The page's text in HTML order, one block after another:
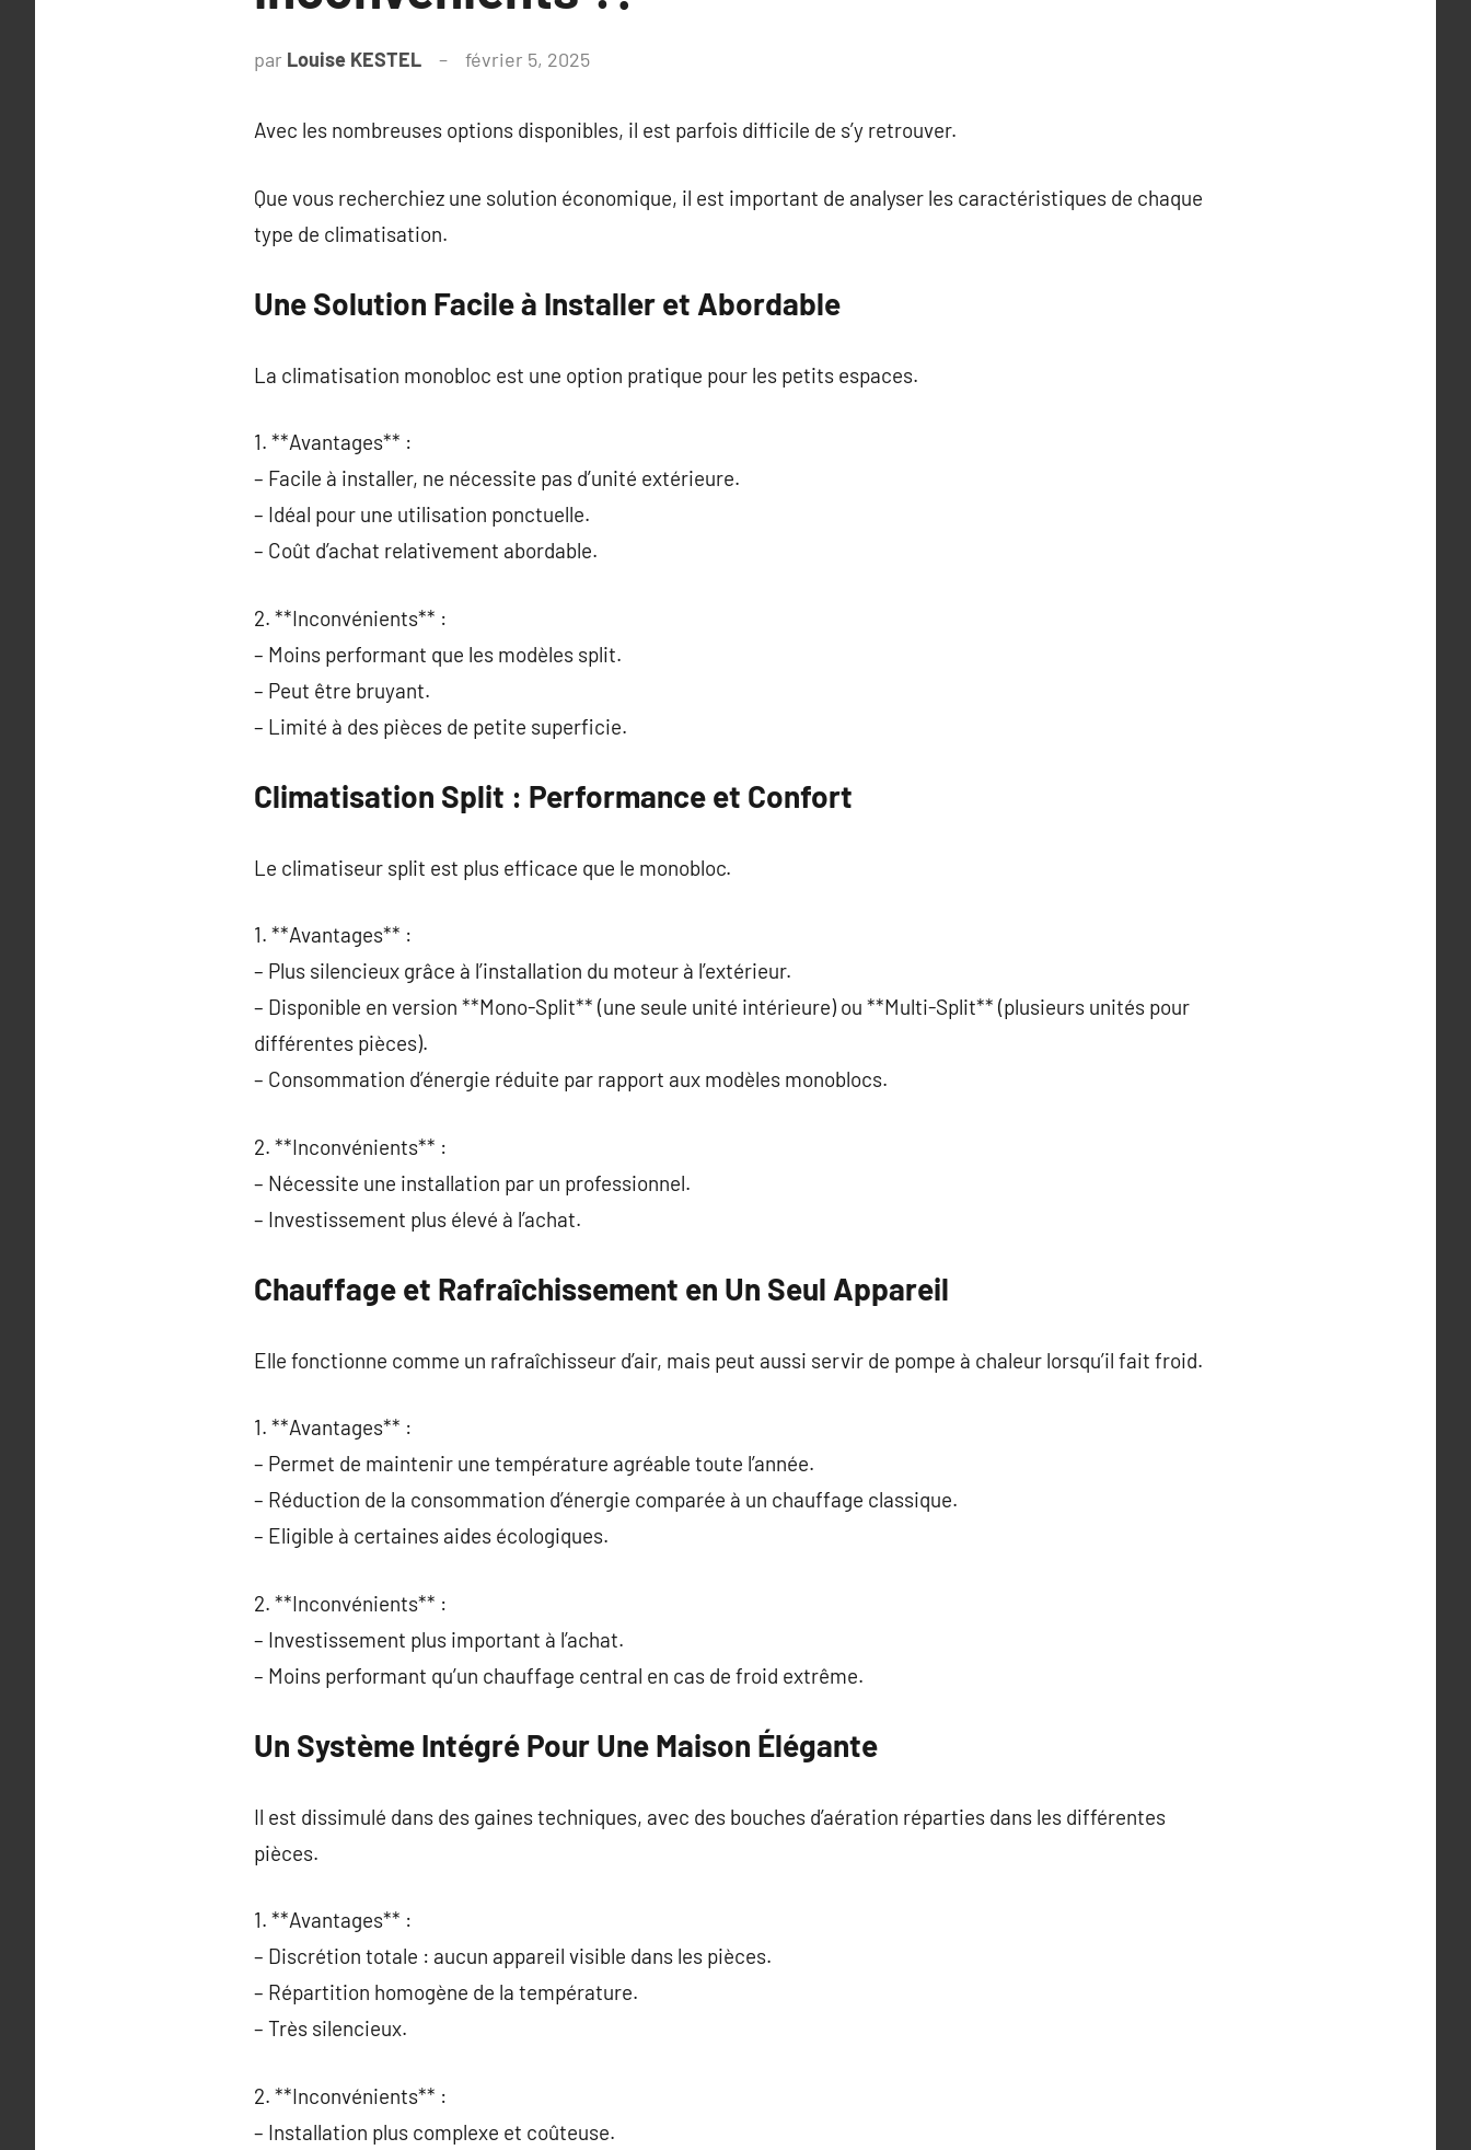
par Louise KESTEL février 5, 2025
Avec les nombreuses options disponibles, il est parfois difficile de s’y retrouver.
Que vous recherchiez une solution économique, il est important de analyser les caractéristiques de chaque
type de climatisation.
Une Solution Facile à Installer et Abordable
La climatisation monobloc est une option pratique pour les petits espaces.
1. **Avantages** :
– Facile à installer, ne nécessite pas d’unité extérieure.
– Idéal pour une utilisation ponctuelle.
– Coût d’achat relativement abordable.
2. **Inconvénients** :
– Moins performant que les modèles split.
– Peut être bruyant.
– Limité à des pièces de petite superficie.
Climatisation Split : Performance et Confort
Le climatiseur split est plus efficace que le monobloc.
1. **Avantages** :
– Plus silencieux grâce à l’installation du moteur à l’extérieur.
– Disponible en version **Mono-Split** (une seule unité intérieure) ou **Multi-Split** (plusieurs unités pour
différentes pièces).
– Consommation d’énergie réduite par rapport aux modèles monoblocs.
2. **Inconvénients** :
– Nécessite une installation par un professionnel.
– Investissement plus élevé à l’achat.
Chauffage et Rafraîchissement en Un Seul Appareil
Elle fonctionne comme un rafraîchisseur d’air, mais peut aussi servir de pompe à chaleur lorsqu’il fait froid.
1. **Avantages** :
– Permet de maintenir une température agréable toute l’année.
– Réduction de la consommation d’énergie comparée à un chauffage classique.
– Eligible à certaines aides écologiques.
2. **Inconvénients** :
– Investissement plus important à l’achat.
– Moins performant qu’un chauffage central en cas de froid extrême.
Un Système Intégré Pour Une Maison Élégante
Il est dissimulé dans des gaines techniques, avec des bouches d’aération réparties dans les différentes
pièces.
1. **Avantages** :
– Discrétion totale : aucun appareil visible dans les pièces.
– Répartition homogène de la température.
– Très silencieux.
2. **Inconvénients** :
– Installation plus complexe et coûteuse.